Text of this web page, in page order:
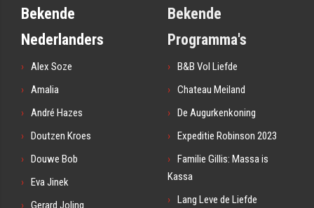
Bekende
Nederlanders
Alex Soze
Amalia
André Hazes
Doutzen Kroes
Douwe Bob
Eva Jinek
Gerard Joling
Bekende
Programma's
B&B Vol Liefde
Chateau Meiland
De Augurkenkoning
Expeditie Robinson 2023
Familie Gillis: Massa is
Kassa
Lang Leve de Liefde